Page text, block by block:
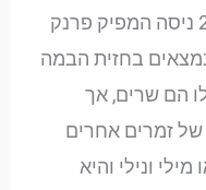
בסוף שנות ה-80 של המאה ה-20 ניסה המפיק פרנק
בחזית הבמה
הם שרים, אך
זמרים אחרים
ונילי והיא